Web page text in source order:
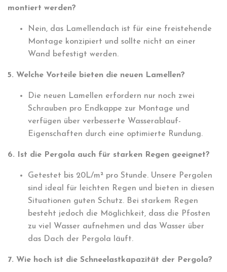
montiert werden?
Nein, das Lamellendach ist für eine freistehende
Montage konzipiert und sollte nicht an einer
Wand befestigt werden.
5. Welche Vorteile bieten die neuen Lamellen?
Die neuen Lamellen erfordern nur noch zwei
Schrauben pro Endkappe zur Montage und
verfügen über verbesserte Wasserablauf-
Eigenschaften durch eine optimierte Rundung.
6. Ist die Pergola auch für starken Regen geeignet?
Getestet bis 20L/m² pro Stunde. Unsere Pergolen
sind ideal für leichten Regen und bieten in diesen
Situationen guten Schutz. Bei starkem Regen
besteht jedoch die Möglichkeit, dass die Pfosten
zu viel Wasser aufnehmen und das Wasser über
das Dach der Pergola läuft.
7. Wie hoch ist die Schneelastkapazität der Pergola?